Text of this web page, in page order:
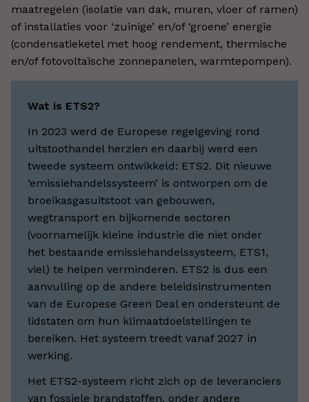
maatregelen (isolatie van dak, muren, vloer of ramen)
of installaties voor ‘zuinige’ en/of ‘groene’ energie
(condensatieketel met hoog rendement, thermische
en/of fotovoltaïsche zonnepanelen, warmtepompen).
Wat is ETS2?
In 2023 werd de Europese regelgeving rond
uitstoothandel herzien en daarbij werd een
tweede systeem ontwikkeld: ETS2. Dit nieuwe
‘emissiehandelssysteem’ is ontworpen om de
broeikasgasuitstoot van gebouwen,
wegtransport en bijkomende sectoren
(voornamelijk kleine industrie die niet onder
het bestaande emissiehandelssysteem, ETS1,
viel) te helpen verminderen. ETS2 is dus een
aanvulling op de andere beleidsinstrumenten
van de Europese Green Deal en ondersteunt de
lidstaten om hun klimaatdoelstellingen te
bereiken. Het systeem treedt vanaf 2027 in
werking.
Het ETS2-systeem richt zich op de leveranciers
van fossiele brandstoffen, onder andere